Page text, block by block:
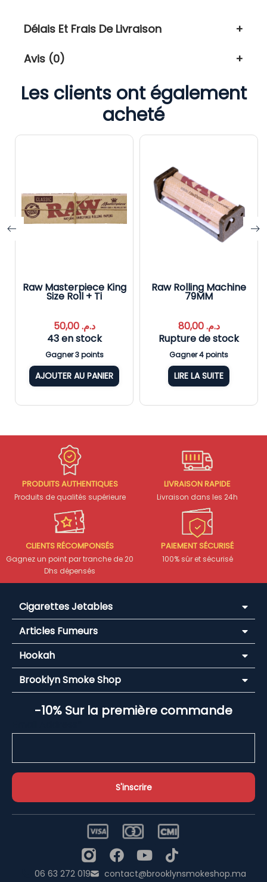
Délais Et Frais De Livraison
Avis (0)
Les clients ont également
acheté
Raw Masterpiece King
Size Roll + Ti
د.م.50,00
43 en stock
Gagner 3 points
AJOUTER AU PANIER
Raw Rolling Machine
79MM
د.م.80,00
Rupture de stock
Gagner 4 points
LIRE LA SUITE
PRODUITS AUTHENTIQUES
Produits de qualités supérieure
LIVRAISON RAPIDE
Livraison dans les 24h
CLIENTS RÉCOMPONSÉS
Gagnez un point par tranche de 20
Dhs dépensés
PAIEMENT SÉCURISÉ
100% sûr et sécurisé
Cigarettes Jetables
Articles Fumeurs
Hookah
Brooklyn Smoke Shop
-10% Sur la première commande
06 63 272 019 contact@brooklynsmokeshop.ma